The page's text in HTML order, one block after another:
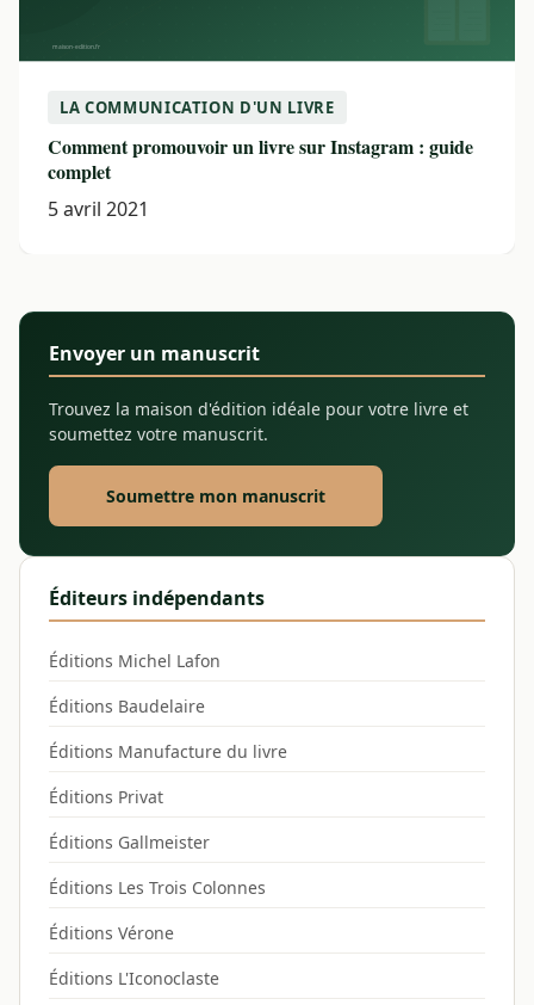
LA COMMUNICATION D'UN LIVRE
Comment promouvoir un livre sur Instagram : guide
complet
5 avril 2021
Envoyer un manuscrit
Trouvez la maison d'édition idéale pour votre livre et
soumettez votre manuscrit.
Soumettre mon manuscrit
Éditeurs indépendants
Éditions Michel Lafon
Éditions Baudelaire
Éditions Manufacture du livre
Éditions Privat
Éditions Gallmeister
Éditions Les Trois Colonnes
Éditions Vérone
Éditions L'Iconoclaste